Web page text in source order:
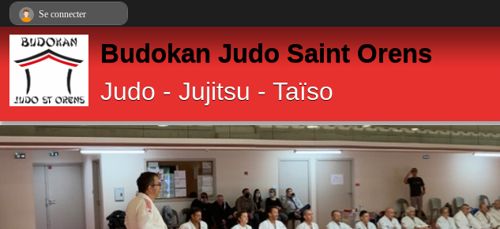
Budokan Judo Saint Orens
Judo - Jujitsu - Taïso
Se connecter
Panneau de gestion des cookies